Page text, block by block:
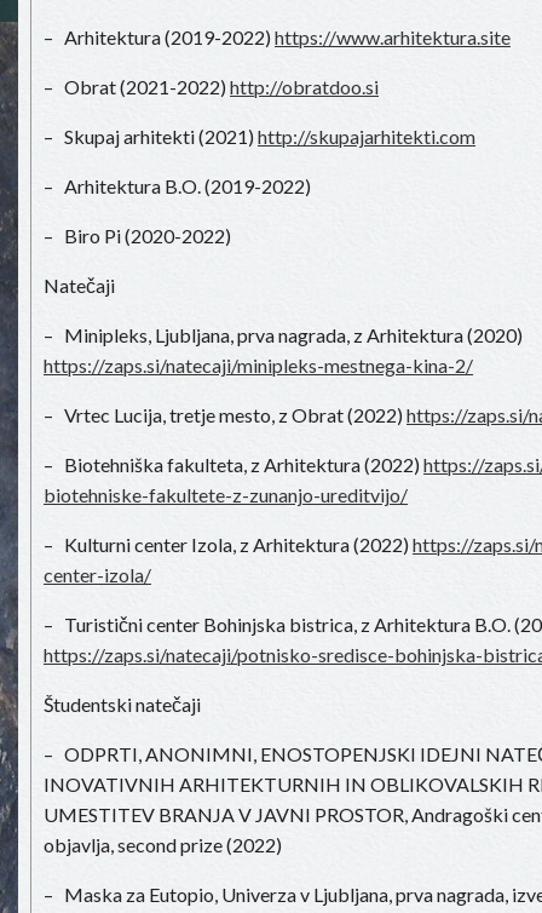
– Arhitektura (2019-2022)https://www.arhitektura.site
– Obrat (2021-2022)http://obratdoo.si
– Skupaj arhitekti (2021)http://skupajarhitekti.com
– Arhitektura B.O. (2019-2022)
– Biro Pi (2020-2022)
Natečaji
– Minipleks, Ljubljana, prva nagrada, z Arhitektura (2020)
https://zaps.si/natecaji/minipleks-mestnega-kina-2/
– Vrtec Lucija, tretje mesto, z Obrat (2022) https://zaps.si/
– Biotehniška fakulteta, z Arhitektura (2022)https://
biotehniske-fakultete-z-zunanjo-ureditvijo/
– Kulturni center Izola, z Arhitektura (2022)https://
center-izola/
– Turistični center Bohinjska bistrica, z Arhitektura B.O.
https://zaps.si/natecaji/potnisko-sredisce-bohinjska-
Študentski natečaji
– ODPRTI, ANONIMNI, ENOSTOPENJSKI IDEJNI
INOVATIVNIH ARHITEKTURNIH IN OBLIKOVALSKIH
UMESTITEV BRANJA V JAVNI PROSTOR, Andragoški
objavlja, second prize (2022)
– Maska za Eutopio, Univerza v Ljubljana, prva nagrada,